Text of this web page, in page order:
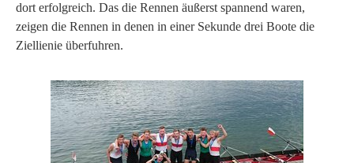
dort erfolgreich. Das die Rennen äußerst spannend waren,
zeigen die Rennen in denen in einer Sekunde drei Boote die
Ziellienie überfuhren.